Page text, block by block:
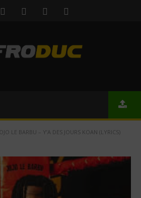
LE BARBU – Y’A DES JOURS KOAN (LYRICS)